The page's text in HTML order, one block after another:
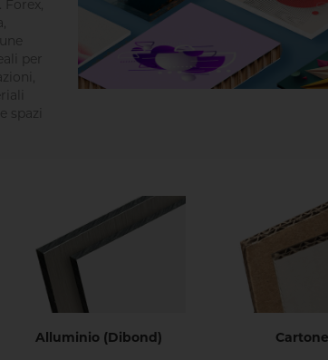
per
spazi
Alluminio (Dibond) Cartone